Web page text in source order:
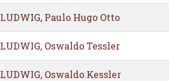
LUDWIG, Paulo Hugo Otto
LUDWIG, Oswaldo Tessler
LUDWIG, Oswaldo Kessler